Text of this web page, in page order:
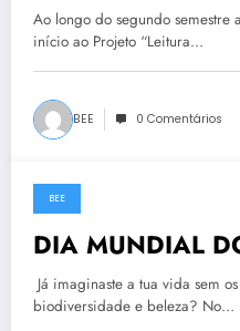
Ao longo do segundo semestre
início ao Projeto “Leitura…
BEE 0 Comentários
7 de Junho, 2023
BEE
DIA MUNDIAL
Já imaginaste a tua vida sem
biodiversidade e beleza? No…